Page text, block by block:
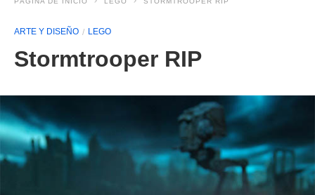
ARTE Y DISEÑO LEGO
Stormtrooper RIP